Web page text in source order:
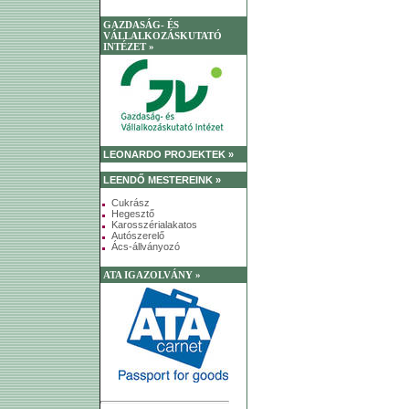
GAZDASÁG- ÉS
VÁLLALKOZÁSKUTATÓ
INTÉZET »
LEONARDO PROJEKTEK »
LEENDŐ MESTEREINK »
Cukrász
Hegesztő
Karosszérialakatos
Autószerelő
Ács-állványozó
ATA IGAZOLVÁNY »